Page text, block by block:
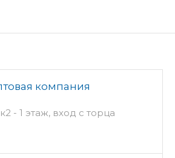
компания
- 1 этаж, вход с торца